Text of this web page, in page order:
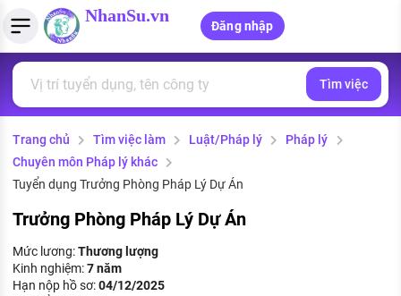
NhanSu.vn
Đăng nhập
Tìm việc làm
Việc làm ngành luật
Việc làm lương cao
Việc làm tốt nhất
CÔNG TY
Quản lý CV
Tải CV lên
Tạo CV trực tuyến
MẪU CV THEO STYLE
Mẫu CV đơn giản
Tính lương Gross - Net
Tính thuế thu nhập cá nhân
Tính trợ cấp thất nghiệp
PHÁP LUẬT VIỆT NAM
Văn bản pháp luật
Chính sách mới
PHÁP LUẬT LAO ĐỘNG
Lao động và tiền lương
Bảo hiểm và phúc lợi
Tìm việc
Trang chủ Tìm việc làm Luật/Pháp lý
Pháp lý
Chuyên môn Pháp lý khác
Tuyển dụng Trưởng Phòng Pháp Lý Dự Án
Trưởng Phòng Pháp Lý Dự Án
Mức lương:Thương lượng
Kinh nghiệm:7 năm
Hạn nộp hồ sơ:04/12/2025